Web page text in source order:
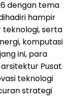
dengan tema
hampir
teknologi, serta
komputasi
ini, para
Pusat
teknologi
strategi